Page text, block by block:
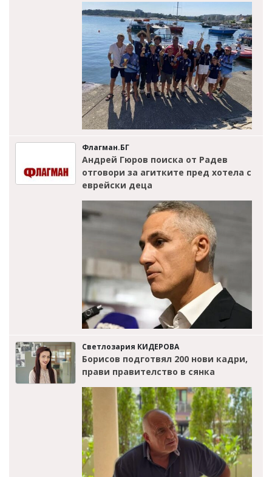
Флагман.БГ
Андрей Гюров поиска от Радев
отговори за агитките пред хотела с
еврейски деца
Светлозария КИДЕРОВА
Борисов подготвял 200 нови кадри,
прави правителство в сянка